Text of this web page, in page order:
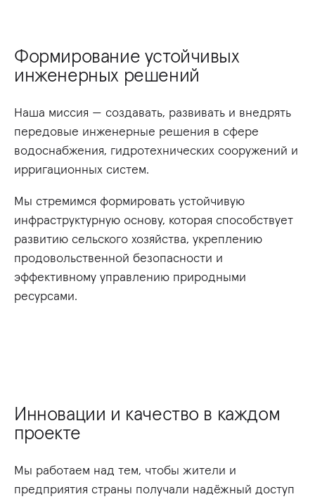
Формирование устойчивых
инженерных решений
Наша миссия — создавать, развивать и внедрять
передовые инженерные решения в сфере
водоснабжения, гидротехнических сооружений и
ирригационных систем.
Мы стремимся формировать устойчивую
инфраструктурную основу, которая способствует
развитию сельского хозяйства, укреплению
продовольственной безопасности и
эффективному управлению природными
ресурсами.
Инновации и качество в каждом
проекте
Мы работаем над тем, чтобы жители и
предприятия страны получали надёжный доступ